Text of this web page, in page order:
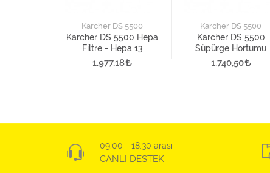
Karcher DS 5500
Karcher DS 5500 Hepa
Filtre - Hepa 13
1.977,18
Karcher DS 5500
Karcher DS 5500
Süpürge Hortumu
1.740,50
09:00 - 18:30 arası
CANLI DESTEK